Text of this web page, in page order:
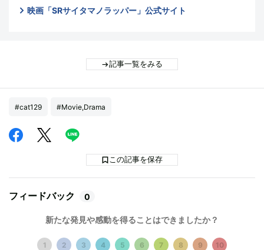
映画「SRサイタマノラッパー」公式サイト
記事一覧をみる
#cat129 #Movie,Drama
この記事を保存
フィードバック 0
新たな発見や感動を得ることはできましたか？
1 2 3 4 5 6 7 8 9 10